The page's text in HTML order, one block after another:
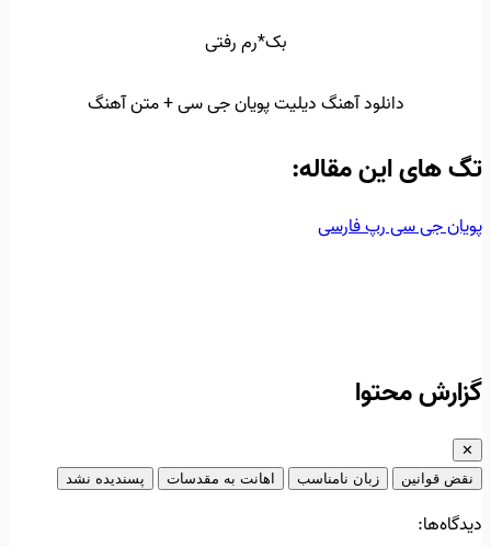
بک*رم رفتی
دانلود آهنگ دیلیت پویان جی سی + متن آهنگ
تگ‌ های این مقاله:
پویان جی سیرپ فارسی
گزارش محتوا
✕
نقض قوانین
زبان نامناسب اهانت به مقدسات پسندیده نشد
دیدگاه‌ها: